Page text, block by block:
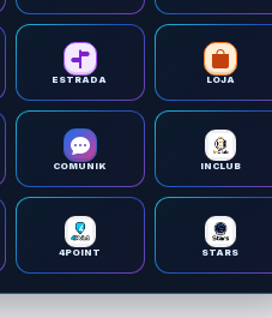
ESTRADA LOJA
COMUNIK INCLUB
4POINT STARS